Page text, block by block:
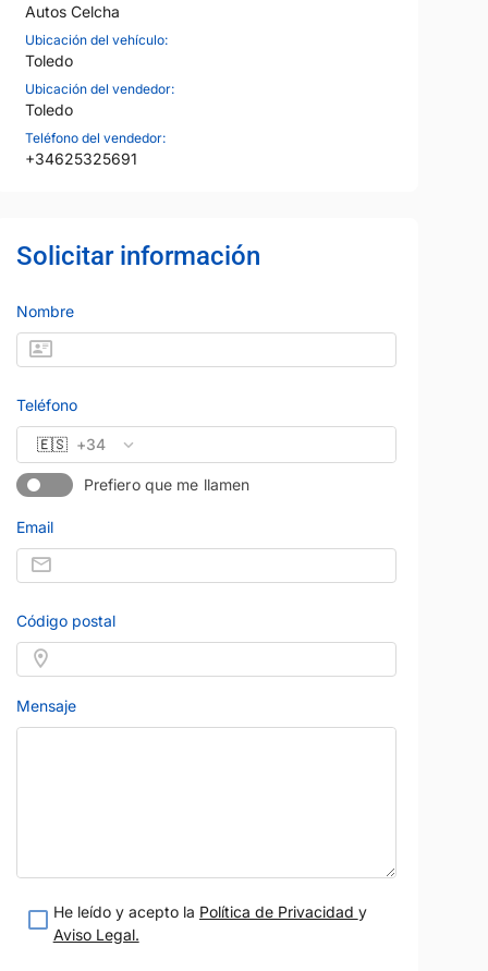
Autos Celcha
Ubicación del vehículo:
Toledo
Ubicación del vendedor:
Toledo
Teléfono del vendedor:
+34625325691
Solicitar información
Nombre
Teléfono
🇪🇸 +34
Prefiero que me llamen
Email
Código postal
Mensaje
He leído y acepto la Política de Privacidad y
Aviso Legal.